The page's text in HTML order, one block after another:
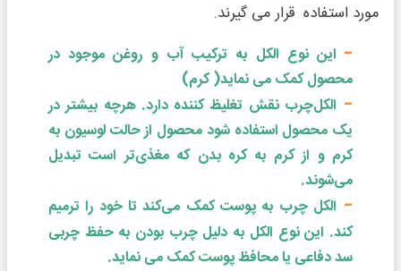
مورد استفاده قرار می گیرند.
این نوع الکل به ترکیب آب و روغن موجود در
محصول کمک می نماید( کرم)
الکل‌چرب نقش تغلیظ کننده دارد. هرچه بیشتر در
یک محصول استفاده شود محصول از حالت لوسیون به
کرم و از کرم به کره بدن که مغذی‌تر است تبدیل
می‌شوند.
الکل‌ چرب به پوست کمک می‌کند تا خود را ترمیم
کند. این نوع الکل به دلیل چرب بودن به حفظ چربی
سد دفاعی یا محافظ پوست کمک می نماید.